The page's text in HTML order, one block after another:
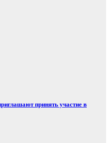
принять участие в